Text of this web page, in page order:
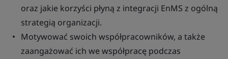
oraz jakie korzyści płyną z integracji EnMS z ogólną
strategią organizacji.
Motywować swoich współpracowników, a także
zaangażować ich we współpracę podczas